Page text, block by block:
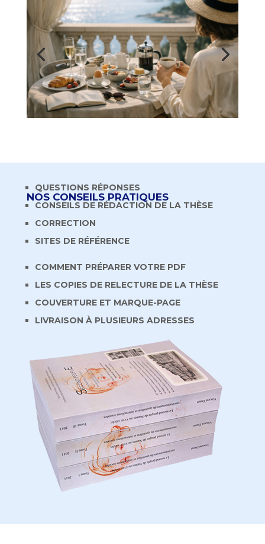
NOS CONSEILS PRATIQUES
QUESTIONS RÉPONSES
CONSEILS DE RÉDACTION DE LA THÈSE
CORRECTION
SITES DE RÉFÉRENCE
COMMENT PRÉPARER VOTRE PDF
LES COPIES DE RELECTURE DE LA THÈSE
COUVERTURE ET MARQUE-PAGE
LIVRAISON À PLUSIEURS ADRESSES